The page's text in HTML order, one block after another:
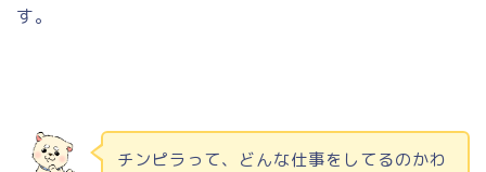
す。
チンピラって、どんな仕事をしてるのかわ